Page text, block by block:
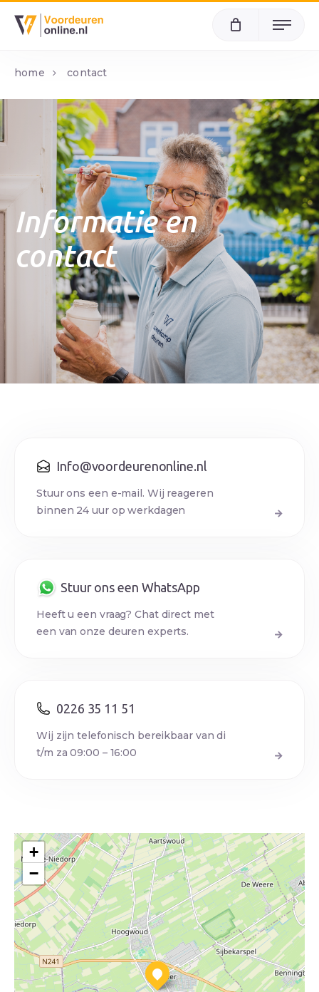
Menu
home contact
Informatie en
contact
Info@voordeurenonline.nl
Stuur ons een e-mail. Wij reageren
binnen 24 uur op werkdagen
Stuur ons een WhatsApp
Heeft u een vraag? Chat direct met
een van onze deuren experts.
0226 35 11 51
Wij zijn telefonisch bereikbaar van di
t/m za 09:00 – 16:00
+
−